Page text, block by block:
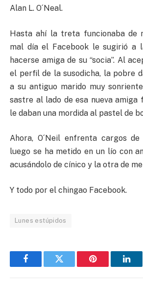
Alan L. O´Neal.
Hasta ahí la treta funcionaba de
mal día el Facebook le sugirió a
hacerse amiga de su “socia”. Al
el perfil de la susodicha, la pobre
a su antiguo marido muy
sastre al lado de esa nueva amiga
le daban una mordida al pastel de
Ahora, O´Neil enfrenta cargos
luego se ha metido en un lío con
acusándolo de cínico y la otra de
Y todo por el chingao Facebook.
Lunes estúpidos
FacebookTwitter Pinterest